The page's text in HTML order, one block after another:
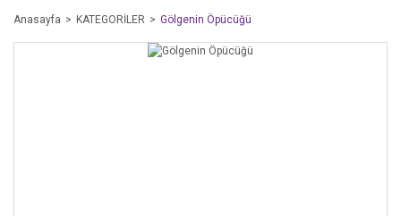
Anasayfa KATEGORİLER Gölgenin Öpücüğü